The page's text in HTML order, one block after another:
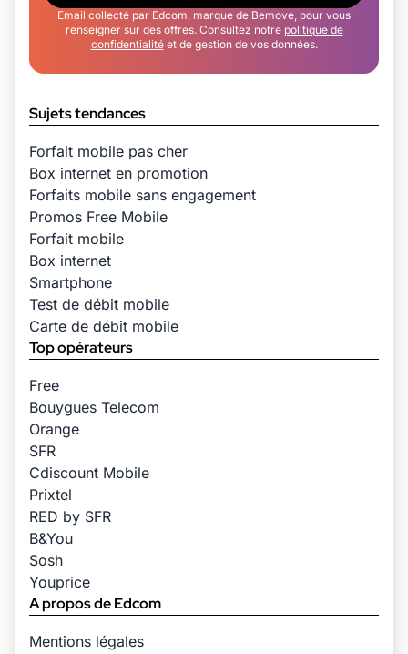
Email collecté par Edcom, marque de Bemove, pour vous
renseigner sur des offres. Consultez notre politique de
confidentialitéet de gestion de vos données.
Sujets tendances
Forfait mobile pas cher
Box internet en promotion
Forfaits mobile sans engagement
Promos Free Mobile
Forfait mobile
Box internet
Smartphone
Test de débit mobile
Carte de débit mobile
Top opérateurs
Free
Bouygues Telecom
Orange
SFR
Cdiscount Mobile
Prixtel
RED by SFR
B&You
Sosh
Youprice
A propos de Edcom
Mentions légales